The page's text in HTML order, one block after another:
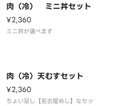
肉（冷） ミニ丼セット
¥2,360
ミニ丼が選べます
肉（冷）天むすセット
¥2,360
ちょい足し【名古屋めし】なセッ